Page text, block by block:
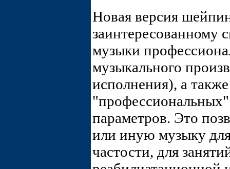
Новая версия
заинтересованному
музыки
музыкального
исполнения), а
параметров. Это
или иную музыку
частости, для